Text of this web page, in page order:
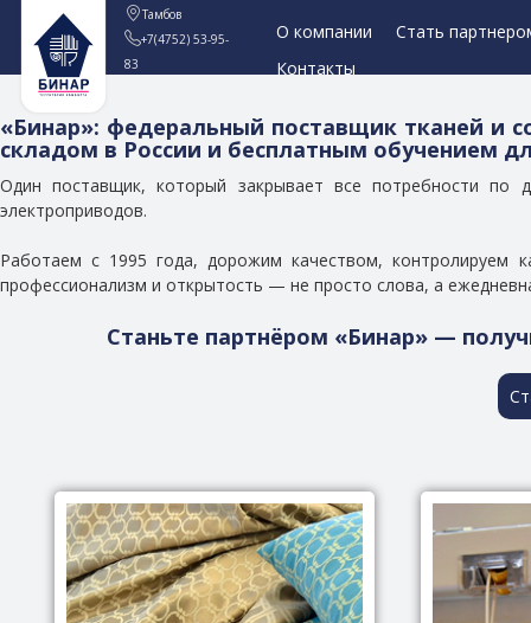
Тамбов
+7(4752) 53-95-
83
О компании
Стать
Контакты
«Бинар»: федеральный поставщик тканей и
складом в России и бесплатным обучением
Один поставщик, который закрывает все потребности
электроприводов.
Работаем с 1995 года, дорожим качеством, контролируем
профессионализм и открытость — не просто слова, а
Станьте партнёром «Бинар» —